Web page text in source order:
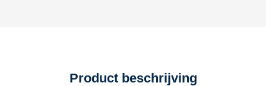
Product beschrijving